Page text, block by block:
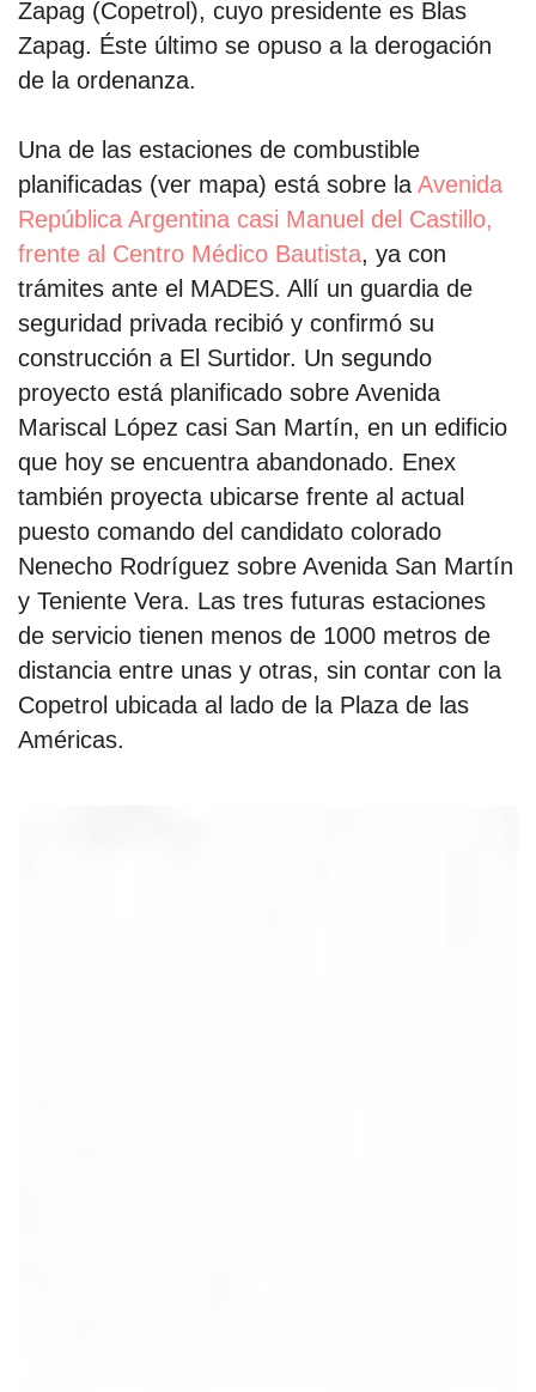
Zapag (Copetrol), cuyo presidente es Blas
Zapag. Éste último se opuso a la derogación
de la ordenanza.
Una de las estaciones de combustible
planificadas (ver mapa) está sobre laAvenida
República Argentina casi Manuel del Castillo,
frente al Centro Médico Bautista, ya con
trámites ante el MADES. Allí un guardia de
seguridad privada recibió y confirmó su
construcción a El Surtidor. Un segundo
proyecto está planificado sobre Avenida
Mariscal López casi San Martín, en un edificio
que hoy se encuentra abandonado. Enex
también proyecta ubicarse frente al actual
puesto comando del candidato colorado
Nenecho Rodríguez sobre Avenida San Martín
y Teniente Vera. Las tres futuras estaciones
de servicio tienen menos de 1000 metros de
distancia entre unas y otras, sin contar con la
Copetrol ubicada al lado de la Plaza de las
Américas.